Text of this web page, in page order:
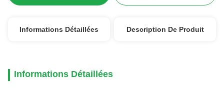
Informations Détaillées Description De Produit
Informations Détaillées